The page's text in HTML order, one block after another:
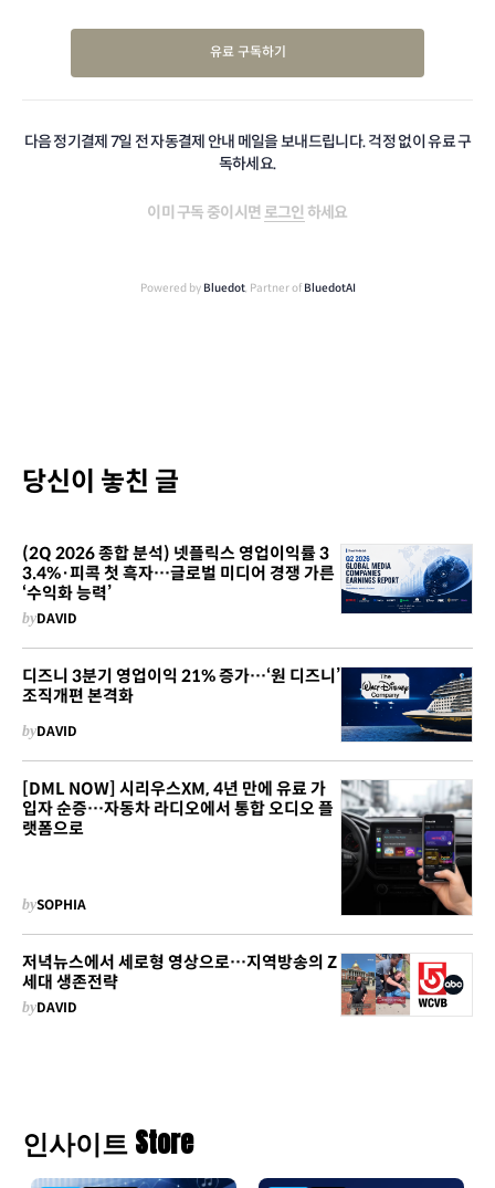
유료 구독하기
다음 정기결제 7일 전 자동결제 안내 메일을 보내드립니다. 걱정 없이 유료 구
독하세요.
이미 구독 중이시면 로그인 하세요
Powered by Bluedot, Partner of BluedotAI
당신이 놓친 글
(2Q 2026 종합 분석) 넷플릭스 영업이익률 3
3.4%·피콕 첫 흑자…글로벌 미디어 경쟁 가른
‘수익화 능력’
byDAVID
디즈니 3분기 영업이익 21% 증가…‘원 디즈니’
조직개편 본격화
byDAVID
[DML NOW] 시리우스XM, 4년 만에 유료 가
입자 순증…자동차 라디오에서 통합 오디오 플
랫폼으로
bySOPHIA
저녁뉴스에서 세로형 영상으로…지역방송의 Z
세대 생존전략
byDAVID
인사이트 Store